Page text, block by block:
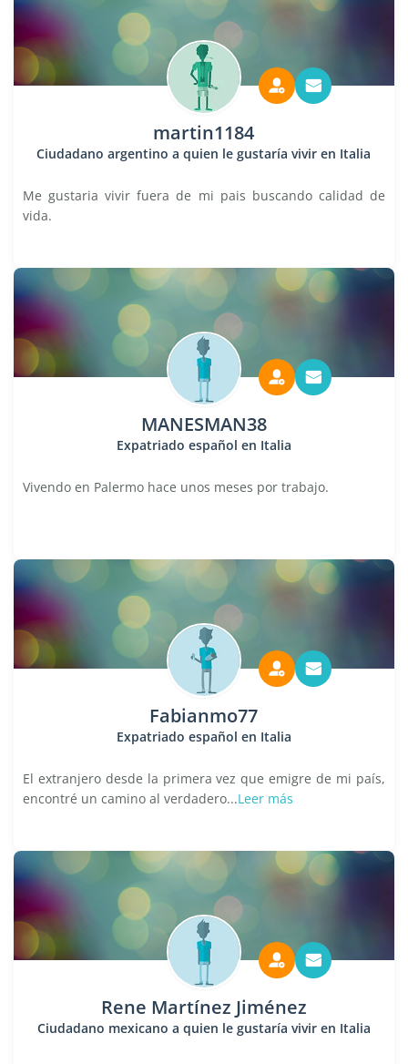
martin1184
Ciudadano argentino a quien le gustaría vivir en Italia
Me gustaria vivir fuera de mi pais buscando calidad de
vida.
MANESMAN38
Expatriado español en Italia
Vivendo en Palermo hace unos meses por trabajo.
Fabianmo77
Expatriado español en Italia
El extranjero desde la primera vez que emigre de mi país,
encontré un camino al verdadero...Leer más
Rene Martínez Jiménez
Ciudadano mexicano a quien le gustaría vivir en Italia